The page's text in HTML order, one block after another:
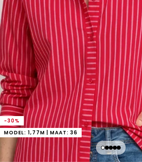
-30%
MODEL: 1,77M | MAAT: 36